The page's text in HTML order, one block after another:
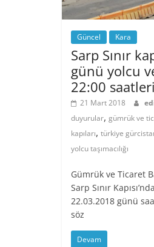
Güncel Kara
Sarp Sınır
günü yolcu
22:00
21 Mart 2018
duyurular, gümrük ve
kapıları, türkiye
yolcu taşımacılığı
Gümrük ve Ticaret
Sarp Sınır
22.03.2018 günü
söz
Devam